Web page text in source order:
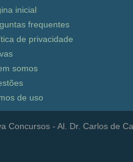
inicial
frequentes
de privacidade
somos
de uso
Concursos - Al. Dr. Carlos de